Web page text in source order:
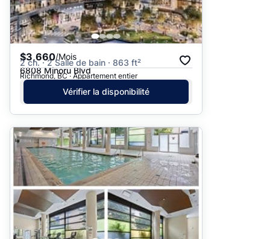
$3,660/Mois
2 ch. · 2 Salle de bain · 863 ft²
6808 Minoru Blvd
Richmond, BC · Appartement entier
Vérifier la disponibilité